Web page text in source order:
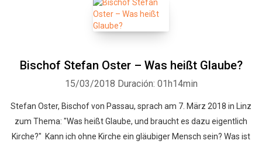
Bischof Stefan Oster – Was heißt Glaube?
15/03/2018 Duración: 01h14min
Stefan Oster, Bischof von Passau, sprach am 7. März 2018 in Linz
zum Thema: "Was heißt Glaube, und braucht es dazu eigentlich
Kirche?" Kann ich ohne Kirche ein gläubiger Mensch sein? Was ist